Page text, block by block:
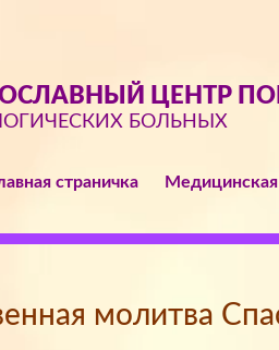
ЦЕНТР
БОЛЬНЫХ
страничка Медицинская
молитва